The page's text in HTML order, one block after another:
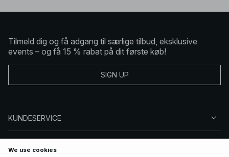
Tilmeld dig og få adgang til særlige tilbud, eksklusive
events – og få 15 % rabat på dit første køb!
SIGN UP
KUNDESERVICE